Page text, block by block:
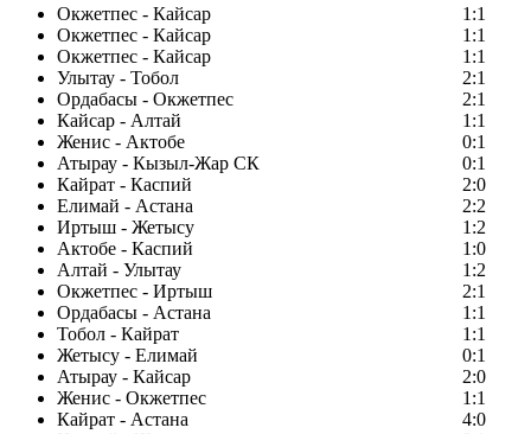
Окжетпес - Кайсар
1:1
Окжетпес - Кайсар
1:1
Окжетпес - Кайсар
1:1
Улытау - Тобол
2:1
Ордабасы - Окжетпес
2:1
Кайсар - Алтай
1:1
Женис - Актобе
0:1
Атырау - Кызыл-Жар СК
0:1
Кайрат - Каспий
2:0
Елимай - Астана
2:2
Иртыш - Жетысу
1:2
Актобе - Каспий
1:0
Алтай - Улытау
1:2
Окжетпес - Иртыш
2:1
Ордабасы - Астана
1:1
Тобол - Кайрат
1:1
Жетысу - Елимай
0:1
Атырау - Кайсар
2:0
Женис - Окжетпес
1:1
Кайрат - Астана
4:0